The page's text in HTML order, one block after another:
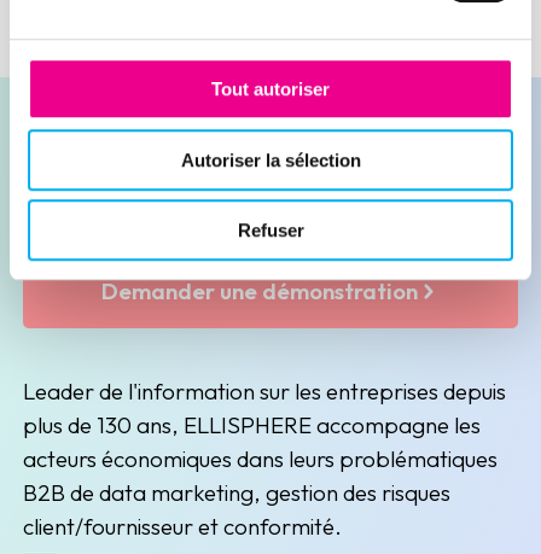
Tout autoriser
Autoriser la sélection
Refuser
Contacter nos experts
Demander une démonstration
Leader de l'information sur les entreprises depuis
plus de 130 ans, ELLISPHERE accompagne les
acteurs économiques dans leurs problématiques
B2B de data marketing, gestion des risques
client/fournisseur et conformité.